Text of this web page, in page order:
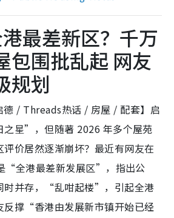
最差新区？千万
包围批乱起 网友
规划
德 / Threads热话 / 房屋 / 配套】启
星”，但随著 2026 年多个屋苑
价居然逐渐崩坏？最近有网友在
“全港最差新发展区”，指出公
时并存，“乱咁起楼”，引起全港
反撑“香港由发展新市镇开始已经